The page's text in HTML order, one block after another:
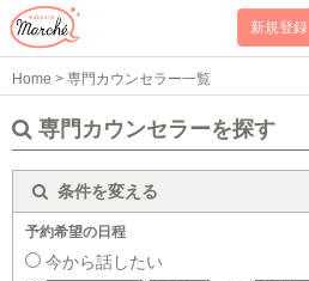
新規登録
Home > 専門カウンセラー一覧
専門カウンセラーを探す
条件を変える
予約希望の日程
今から話したい